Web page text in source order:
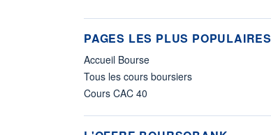
PAGES LES PLUS POPULAIRES
Accueil Bourse
Tous les cours boursiers
Cours CAC 40